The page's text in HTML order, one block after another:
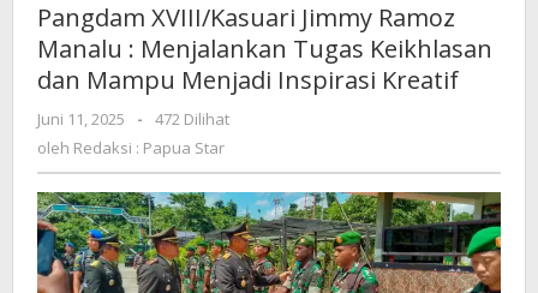
Ramoz
Manalu
:
dan
Mampu
Menjadi
Inspirasi
Kreatif
Pangdam XVIII/Kasuari Jimmy Ramoz
Manalu : Menjalankan Tugas Keikhlasan
dan Mampu Menjadi Inspirasi Kreatif
Juni 11, 2025
oleh
Redaksi
Star
-
472 Dilihat
oleh Redaksi : Papua Star